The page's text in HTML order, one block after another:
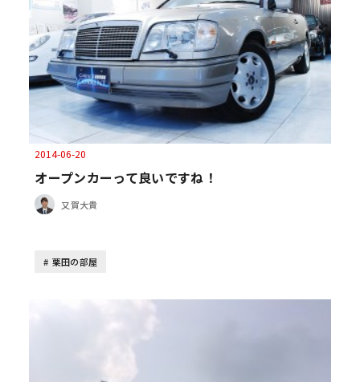
2014-06-20
オープンカーって良いですね！
又賀大貴
栗田の部屋